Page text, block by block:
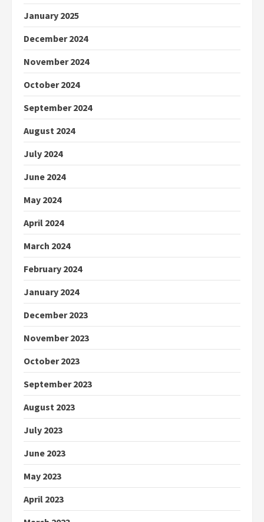
January 2025
December 2024
November 2024
October 2024
September 2024
August 2024
July 2024
June 2024
May 2024
April 2024
March 2024
February 2024
January 2024
December 2023
November 2023
October 2023
September 2023
August 2023
July 2023
June 2023
May 2023
April 2023